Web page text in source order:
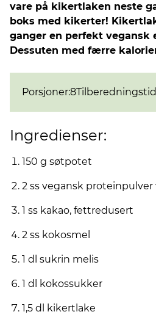
vare på kikertlaken neste
boks med kikerter!
ganger en perfekt vegansk
Dessuten med færre
Porsjoner:8Tilberedningstid
Ingredienser:
150 g søtpotet
2 ss vegansk proteinpulver
1 ss kakao, fettredusert
2 ss kokosmel
1 dl sukrin melis
1 dl kokossukker
1,5 dl kikertlake